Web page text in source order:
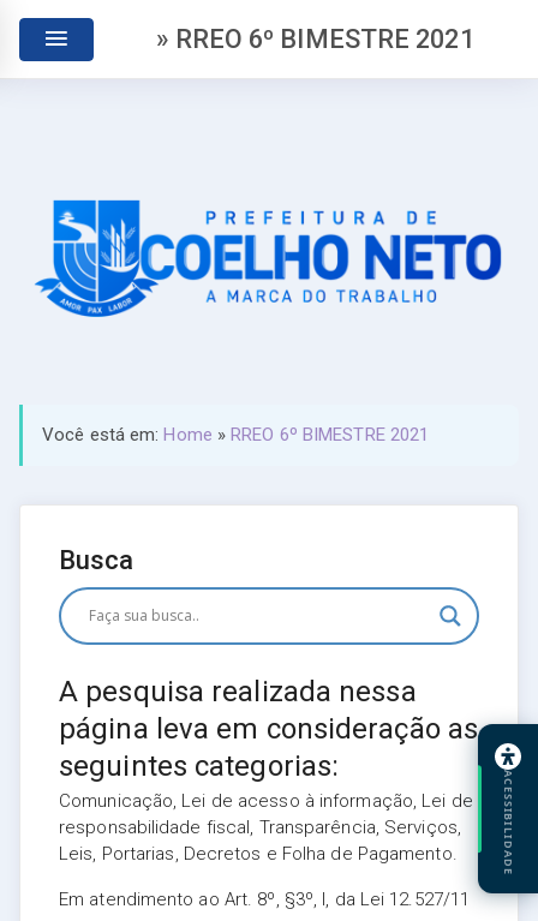
» RREO 6º BIMESTRE 2021
Você está em:Home »RREO 6º BIMESTRE 2021
Busca
A pesquisa realizada nessa
página leva em consideração as
seguintes categorias:
Comunicação, Lei de acesso à informação, Lei de
responsabilidade fiscal, Transparência, Serviços,
Leis, Portarias, Decretos e Folha de Pagamento.
Em atendimento ao Art. 8º, §3º, I, da Lei 12.527/11
ACESSIBILIDADE